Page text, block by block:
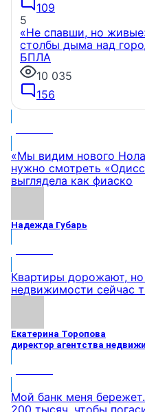
109
5
«Не спавши, но
столбы дыма над
БПЛА
10 035
156
«Мы видим нового
нужно смотреть
выглядела как фиаско
Надежда Губарь
Квартиры дорожают,
недвижимости сейчас
Екатерина Торопова
директор агентства
Мой банк меня